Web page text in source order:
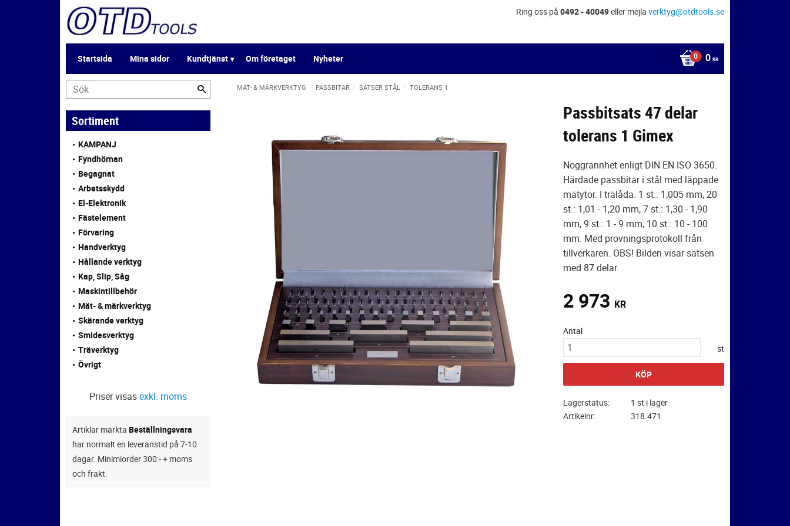
Ring oss på 0492 - 40049eller mejla verktyg@otdtools.se
Startsida Mina sidor Kundtjänst Om företaget Nyheter 0 KR
MÄT- & MÄRKVERKTYG PASSBITAR SATSER STÅL TOLERANS 1
Passbitsats 47 delar
tolerans 1 Gimex
Noggrannhet enligt DIN EN ISO 3650.
Härdade passbitar i stål med läppade
mätytor. I trälåda. 1 st.: 1,005 mm, 20
st.: 1,01 - 1,20 mm, 7 st.: 1,30 - 1,90
mm, 9 st.: 1 - 9 mm, 10 st.: 10 - 100
mm. Med provningsprotokoll från
tillverkaren. OBS! Bilden visar satsen
med 87 delar.
2 973 KR
Antal
st
KÖP
Lagerstatus
1 st i lager
Artikelnr
318.471
Sortiment
KAMPANJ
Fyndhörnan
Begagnat
Arbetsskydd
El-Elektronik
Fästelement
Förvaring
Handverktyg
Hållande verktyg
Kap, Slip, Såg
Maskintillbehör
Mät- & märkverktyg
Skärande verktyg
Smidesverktyg
Träverktyg
Övrigt
Priser visasexkl. moms
Artiklar märkta Beställningsvara
har normalt en leveranstid på 7-10
dagar. Minimiorder 300:- + moms
och frakt.